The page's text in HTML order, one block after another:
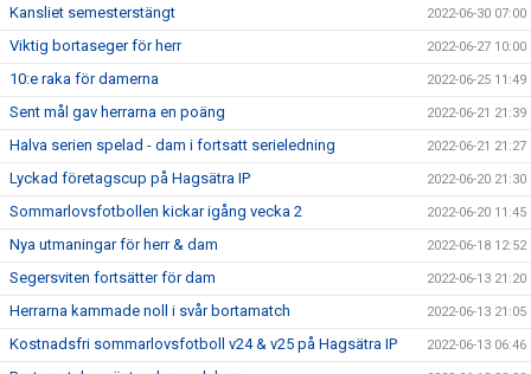
Kansliet semesterstängt 2022-06-30 07:00
Viktig bortaseger för herr 2022-06-27 10:00
10:e raka för damerna 2022-06-25 11:49
Sent mål gav herrarna en poäng 2022-06-21 21:39
Halva serien spelad - dam i fortsatt serieledning 2022-06-21 21:27
Lyckad företagscup på Hagsätra IP 2022-06-20 21:30
Sommarlovsfotbollen kickar igång vecka 2 2022-06-20 11:45
Nya utmaningar för herr & dam 2022-06-18 12:52
Segersviten fortsätter för dam 2022-06-13 21:20
Herrarna kammade noll i svår bortamatch 2022-06-13 21:05
Kostnadsfri sommarlovsfotboll v24 & v25 på Hagsätra IP 2022-06-13 06:46